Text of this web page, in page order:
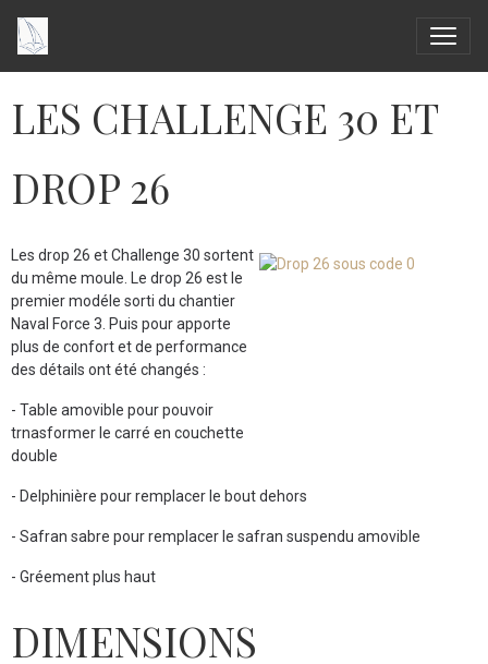
LES CHALLENGE 30 ET
DROP 26
Les drop 26 et Challenge 30 sortent
du même moule. Le drop 26 est le
premier modéle sorti du chantier
Naval Force 3. Puis pour apporte
plus de confort et de performance
des détails ont été changés :
- Table amovible pour pouvoir
trnasformer le carré en couchette
double
- Delphinière pour remplacer le bout dehors
- Safran sabre pour remplacer le safran suspendu amovible
- Gréement plus haut
DIMENSIONS